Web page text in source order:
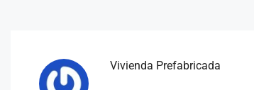
Vivienda Prefabricada